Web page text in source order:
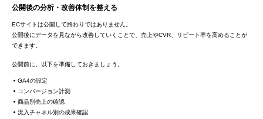
公開後の分析・改善体制を整える
ECサイトは公開して終わりではありません。
公開後にデータを見ながら改善していくことで、売上やCVR、リピート率を高めることが
できます。
公開前に、以下を準備しておきましょう。
GA4の設定
コンバージョン計測
商品別売上の確認
流入チャネル別の成果確認